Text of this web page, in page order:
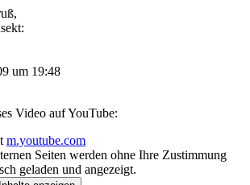
um 19:48
Video auf YouTube:
m.youtube.com
Seiten werden ohne Ihre Zustimmung
geladen und angezeigt.